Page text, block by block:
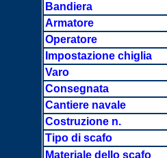
Bandiera
Armatore
Operatore
Impostazione chiglia
Varo
Consegnata
Cantiere navale
Costruzione n.
Tipo di scafo
Materiale dello scafo